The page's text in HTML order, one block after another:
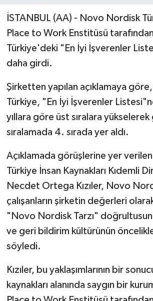
İSTANBUL (AA) - Novo Nordisk
Place to Work Enstitüsü
Türkiye'deki "En İyi İşverenler
daha girdi.
Şirketten yapılan açıklamaya
Türkiye, "En İyi İşverenler
yıllara göre üst sıralara yükselerek
sıralamada 4. sırada yer aldı.
Açıklamada görüşlerine yer
Türkiye İnsan Kaynakları Kıdemli
Necdet Ortega Kızıler, Novo
çalışanların şirketin değerleri
"Novo Nordisk Tarzı"
ve geri bildirim kültürünün
söyledi.
Kızıler, bu yaklaşımlarının bir
kaynakları alanında saygın bir